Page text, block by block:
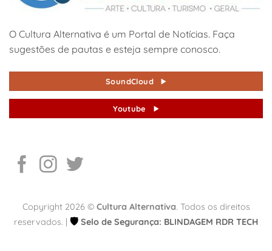
O Cultura Alternativa é um Portal de Notícias. Faça
sugestões de pautas e esteja sempre conosco.
SoundCloud
Youtube
Copyright 2026 © Cultura Alternativa. Todos os direitos
reservados. | 🛡️ Selo de Segurança: BLINDAGEM RDR TECH